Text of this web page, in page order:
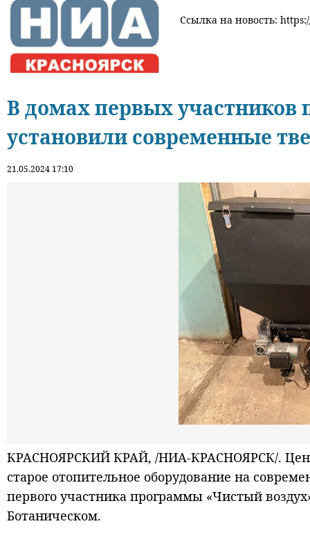
Ссылка на новость:
В домах первых
установили современные
21.05.2024 17:10
КРАСНОЯРСКИЙ КРАЙ, /НИА-КРАСНОЯРСК/.
старое отопительное оборудование на
первого участника программы «Чистый
Ботаническом.